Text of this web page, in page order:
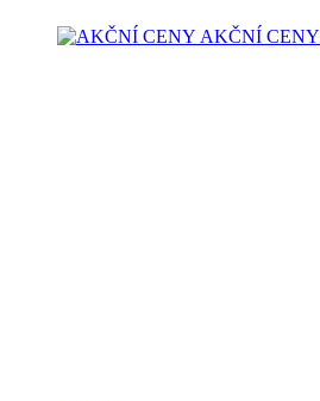
AKČNÍ CENY